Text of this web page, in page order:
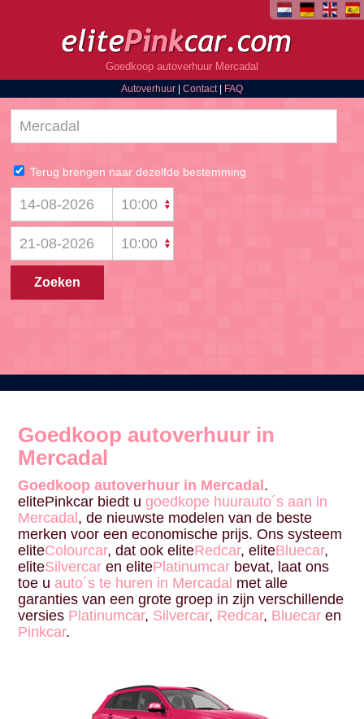
Goedkoop autoverhuur Mercadal
Autoverhuur
Contact| FAQ
Goedkoop autoverhuur in
Mercadal
Goedkoop autoverhuur in Mercadal .
elitePinkcar biedt ugoedkope huurauto´s aan in
Mercadal , de nieuwste modelen van de beste
merken voor een economische prijs. Ons systeem
eliteColourcar, dat ook eliteRedcar, eliteBluecar,
eliteSilvercar en elitePlatinumcar bevat, laat ons
toe u auto´s te huren in Mercadal met alle
garanties van een grote groep in zijn verschillende
versies Platinumcar, Silvercar, Redcar, Bluecar en
Pinkcar.
Terug brengen naar dezelfde bestemming